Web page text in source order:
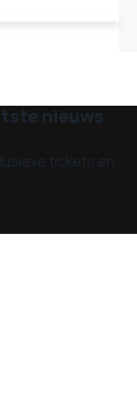
nieuws
tickets en